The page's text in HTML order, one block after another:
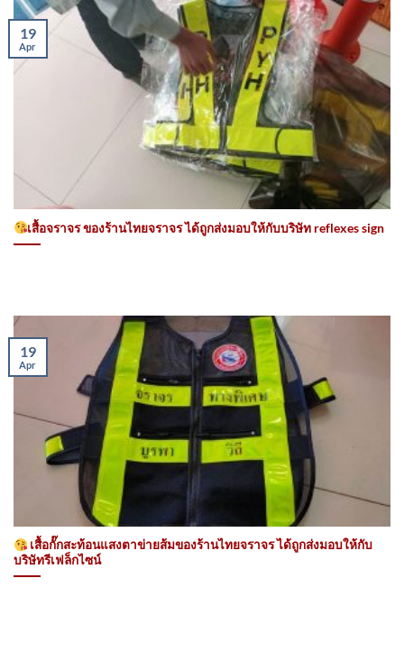
เสื้อจราจร ของร้านไทยจราจร ได้ถูกส่งมอบให้กับบริษัท reflexes sign
19
Apr
เสื้อกั๊กสะท้อนแสงตาข่ายส้มของร้านไทยจราจร ได้ถูกส่งมอบให้กับ
บริษัทรีเฟล็กไซน์
19
Apr